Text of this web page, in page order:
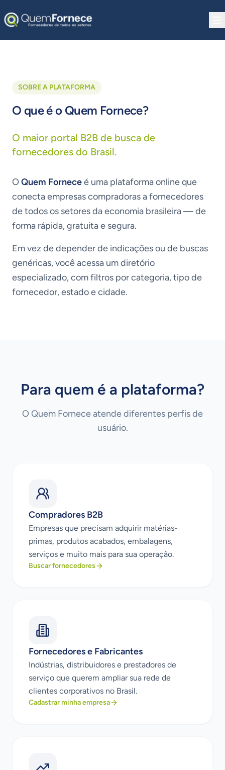
SOBRE A PLATAFORMA
O que é o Quem Fornece?
O maior portal B2B de busca de
fornecedores do Brasil.
O Quem Forneceé uma plataforma online que
conecta empresas compradoras a fornecedores
de todos os setores da economia brasileira — de
forma rápida, gratuita e segura.
Em vez de depender de indicações ou de buscas
genéricas, você acessa um diretório
especializado, com filtros por categoria, tipo de
fornecedor, estado e cidade.
Para quem é a plataforma?
O Quem Fornece atende diferentes perfis de
usuário.
Compradores B2B
Empresas que precisam adquirir matérias-
primas, produtos acabados, embalagens,
serviços e muito mais para sua operação.
Buscar fornecedores
Fornecedores e Fabricantes
Indústrias, distribuidores e prestadores de
serviço que querem ampliar sua rede de
clientes corporativos no Brasil.
Cadastrar minha empresa